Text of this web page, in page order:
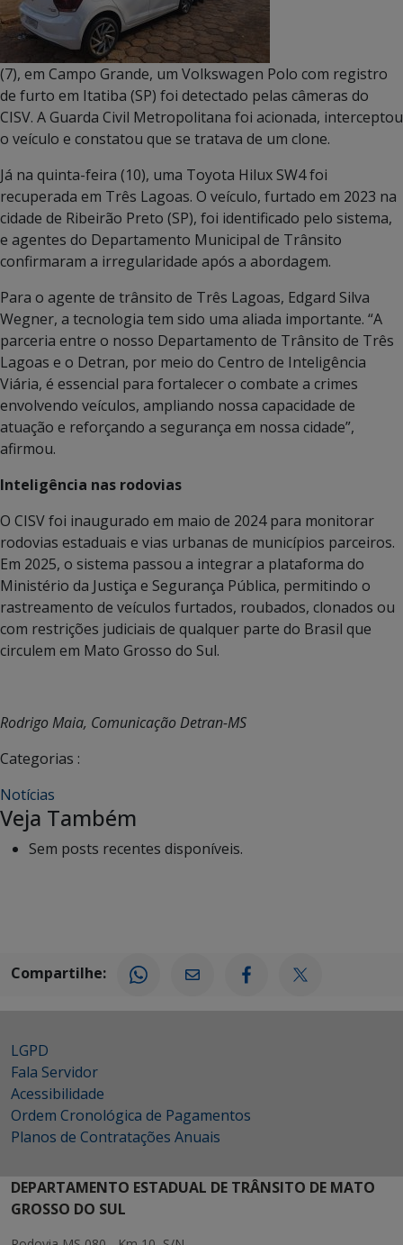
(7), em Campo Grande, um Volkswagen Polo com registro
de furto em Itatiba (SP) foi detectado pelas câmeras do
CISV. A Guarda Civil Metropolitana foi acionada, interceptou
o veículo e constatou que se tratava de um clone.
Já na quinta-feira (10), uma Toyota Hilux SW4 foi
recuperada em Três Lagoas. O veículo, furtado em 2023 na
cidade de Ribeirão Preto (SP), foi identificado pelo sistema,
e agentes do Departamento Municipal de Trânsito
confirmaram a irregularidade após a abordagem.
Para o agente de trânsito de Três Lagoas, Edgard Silva
Wegner, a tecnologia tem sido uma aliada importante. “A
parceria entre o nosso Departamento de Trânsito de Três
Lagoas e o Detran, por meio do Centro de Inteligência
Viária, é essencial para fortalecer o combate a crimes
envolvendo veículos, ampliando nossa capacidade de
atuação e reforçando a segurança em nossa cidade”,
afirmou.
Inteligência nas rodovias
O CISV foi inaugurado em maio de 2024 para monitorar
rodovias estaduais e vias urbanas de municípios parceiros.
Em 2025, o sistema passou a integrar a plataforma do
Ministério da Justiça e Segurança Pública, permitindo o
rastreamento de veículos furtados, roubados, clonados ou
com restrições judiciais de qualquer parte do Brasil que
circulem em Mato Grosso do Sul.
Rodrigo Maia, Comunicação Detran-MS
Categorias :
Notícias
Veja Também
Sem posts recentes disponíveis.
Compartilhe:
LGPD
Fala Servidor
Acessibilidade
Ordem Cronológica de Pagamentos
Planos de Contratações Anuais
DEPARTAMENTO ESTADUAL DE TRÂNSITO DE MATO
GROSSO DO SUL